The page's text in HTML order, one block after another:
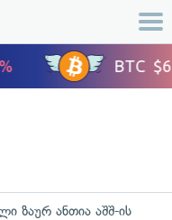
ზაურ ანთია აშშ-ის